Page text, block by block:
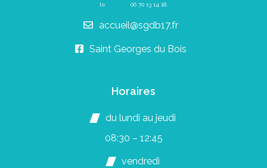
le 06 70 13 14 18
accueil@sgdb17.fr
Saint Georges du Bois
Horaires
du lundi au jeudi
08:30 – 12:45
vendredi